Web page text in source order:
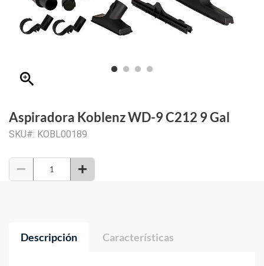
zoom_in
Aspiradora Koblenz WD-9 C212 9 Gal
SKU#: KOBL00189
Descripción Características